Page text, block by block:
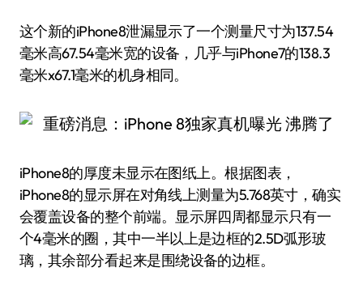
这个新的iPhone8泄漏显示了一个测量尺寸为137.54
毫米高67.54毫米宽的设备，几乎与iPhone7的138.3
毫米x67.1毫米的机身相同。
iPhone8的厚度未显示在图纸上。根据图表，
iPhone8的显示屏在对角线上测量为5.768英寸，确实
会覆盖设备的整个前端。显示屏四周都显示只有一
个4毫米的圈，其中一半以上是边框的2.5D弧形玻
璃，其余部分看起来是围绕设备的边框。